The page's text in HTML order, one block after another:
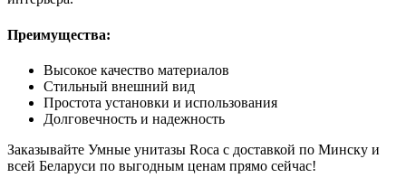
Преимущества:
Высокое качество материалов
Стильный внешний вид
Простота установки и использования
Долговечность и надежность
Заказывайте Умные унитазы Roca с доставкой по Минску и
всей Беларуси по выгодным ценам прямо сейчас!